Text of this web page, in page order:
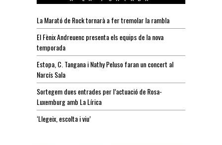
La Marató de Rock tornarà a fer tremolar la rambla
El Fènix Andreuenc presenta els equips de la nova
temporada
Estopa, C. Tangana i Nathy Peluso faran un concert al
Narcís Sala
Sortegem dues entrades per l’actuació de Rosa-
Luxemburg amb La Lírica
‘Llegeix, escolta i viu’